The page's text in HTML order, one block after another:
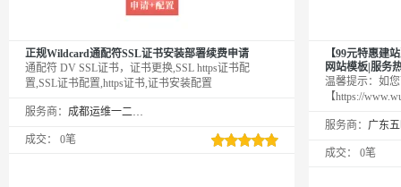
正规Wildcard通配符SSL证书安装部署续费申请
通配符 DV SSL证书，证书更换,SSL https证书配
置,SSL证书配置,https证书,证书安装配置
服务商： 成都运维一二三科技有限公司
成交： 0笔
【99元特惠建
网站模板|服务
温馨提示：如
【https://
品（如遇问题
服务每一位用
服务商：
成交： 0笔